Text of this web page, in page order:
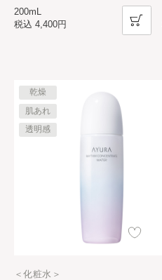
200mL
税込 4,400円
乾燥
肌あれ
透明感
＜化粧水＞